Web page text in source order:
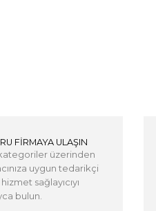
FİRMAYA ULAŞIN
üzerinden
uygun tedarikçi
sağlayıcıyı
bulun.